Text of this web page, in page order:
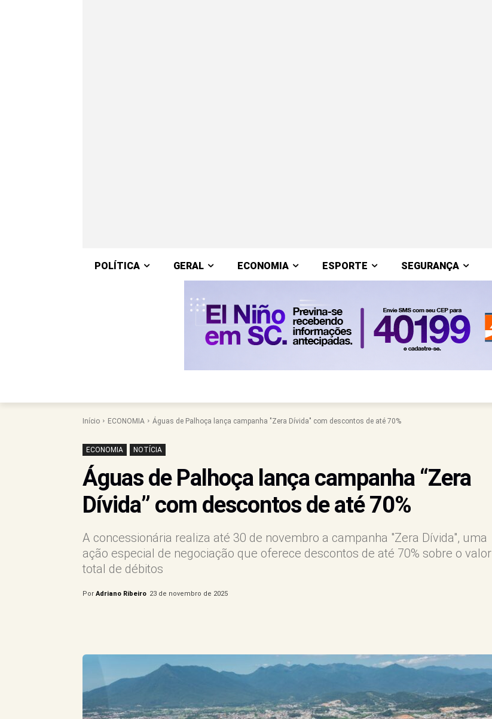
POLÍTICA GERAL ECONOMIA ESPORTE SEGURANÇA
Início ECONOMIA Águas de Palhoça lança campanha "Zera Dívida" com descontos de até 70%
ECONOMIA NOTÍCIA
Águas de Palhoça lança campanha “Zera
Dívida” com descontos de até 70%
A concessionária realiza até 30 de novembro a campanha "Zera Dívida", uma
ação especial de negociação que oferece descontos de até 70% sobre o valor
total de débitos
Por Adriano Ribeiro 23 de novembro de 2025